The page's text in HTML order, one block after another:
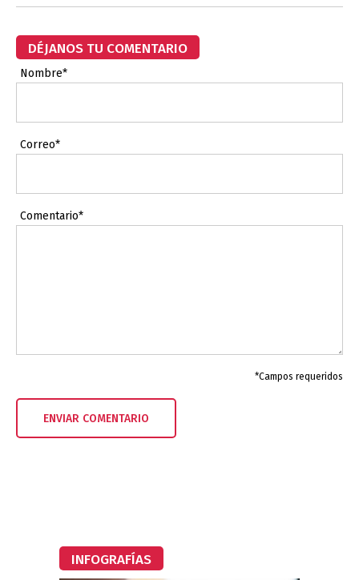
DÉJANOS TU COMENTARIO
Nombre*
Correo*
Comentario*
*Campos requeridos
INFOGRAFÍAS